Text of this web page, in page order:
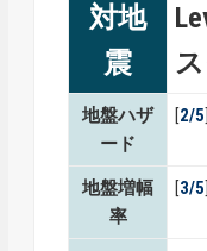
対地
震
地盤ハザ
ード
[2/5
地盤増幅
率
[3/5